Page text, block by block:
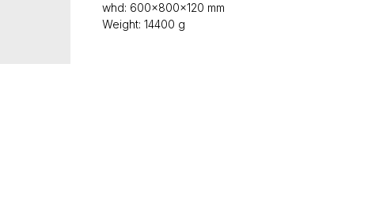
whd: 600x800x120 mm
Weight: 14400 g